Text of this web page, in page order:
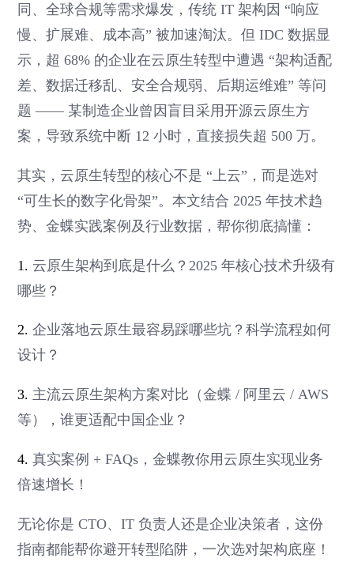
同、全球合规等需求爆发，传统 IT 架构因 “响应
慢、扩展难、成本高” 被加速淘汰。但 IDC 数据显
示，超 68% 的企业在云原生转型中遭遇 “架构适配
差、数据迁移乱、安全合规弱、后期运维难” 等问
题 —— 某制造企业曾因盲目采用开源云原生方
案，导致系统中断 12 小时，直接损失超 500 万。
其实，云原生转型的核心不是 “上云”，而是选对
“可生长的数字化骨架”。本文结合 2025 年技术趋
势、金蝶实践案例及行业数据，帮你彻底搞懂：
1. 云原生架构到底是什么？2025 年核心技术升级有
哪些？
2.企业落地云原生最容易踩哪些坑？科学流程如何
设计？
3. 主流云原生架构方案对比（金蝶 / 阿里云 / AWS
等），谁更适配中国企业？
4.真实案例 + FAQs，金蝶教你用云原生实现业务
倍速增长！
无论你是 CTO、IT 负责人还是企业决策者，这份
指南都能帮你避开转型陷阱，一次选对架构底座！